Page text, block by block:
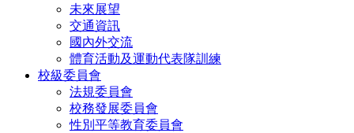
未來展望
交通資訊
國內外交流
體育活動及運動代表隊訓練
校級委員會
法規委員會
校務發展委員會
性別平等教育委員會